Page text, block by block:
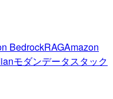
BedrockRAGAmazon
モダンデータスタック